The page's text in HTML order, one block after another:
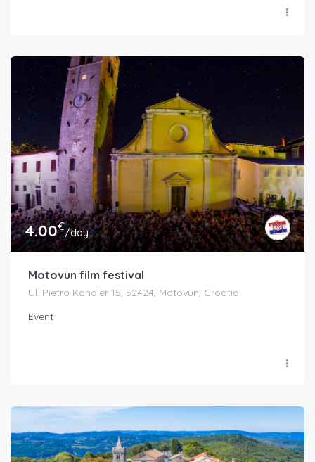
4.00€/day
Motovun film festival
Ul. Pietro Kandler 15, 52424, Motovun, Croatia
Event